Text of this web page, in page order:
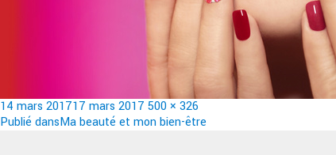
Publié
le
14 mars 201717 mars 2017 Taille
réelle
500 × 326
Navigation
Publié dansMa beauté et mon bien-être